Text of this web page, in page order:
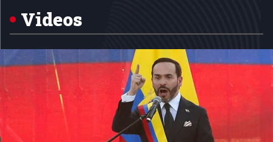
Videos